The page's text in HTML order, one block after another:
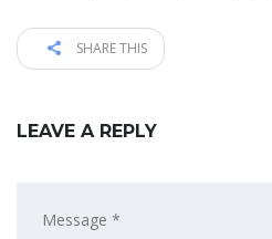
SHARE THIS
LEAVE A REPLY